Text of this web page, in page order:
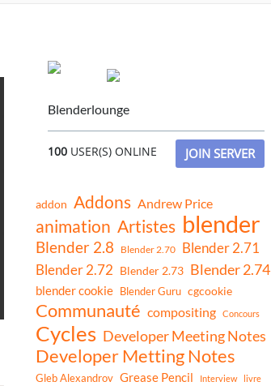
Blenderlounge
100USER(S) ONLINE JOIN SERVER
addon Addons Andrew Price
animation Artistes blender
Blender 2.8 Blender 2.70
Blender 2.71
Blender 2.72 Blender 2.73 Blender 2.74
blender cookie Blender Guru cgcookie
Communauté compositing Concours
Cycles Developer Meeting Notes
Developer Metting Notes
Gleb Alexandrov Grease Pencil Interview livre